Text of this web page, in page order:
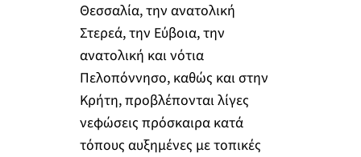
Θεσσαλία, την ανατολική
Στερεά, την Εύβοια, την
ανατολική και νότια
Πελοπόννησο, καθώς και στην
Κρήτη, προβλέπονται λίγες
νεφώσεις πρόσκαιρα κατά
τόπους αυξημένες με τοπικές